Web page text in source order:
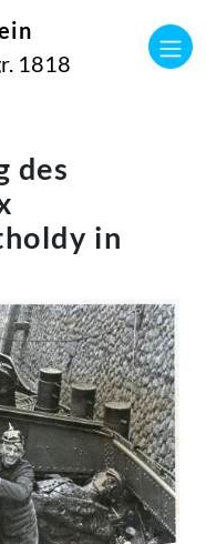
1818
des
in